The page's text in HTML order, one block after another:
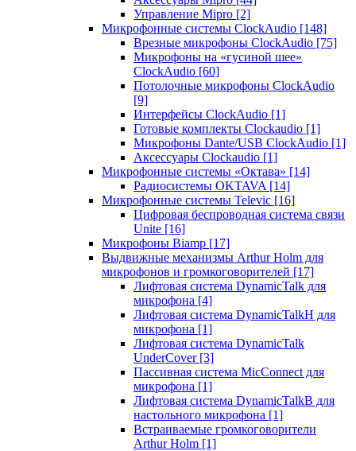
Управление Mipro [2]
Микрофонные системы ClockAudio [148]
Врезные микрофоны ClockAudio [75]
Микрофоны на «гусиной шее»
ClockAudio [60]
Потолочные микрофоны ClockAudio
[9]
Интерфейсы ClockAudio [1]
Готовые комплекты Clockaudio [1]
Микрофоны Dante/USB ClockAudio [1]
Аксессуары Clockaudio [1]
Микрофонные системы «Октава» [14]
Радиосистемы OKTAVA [14]
Микрофонные системы Televic [16]
Цифровая беспроводная система связи
Unite [16]
Микрофоны Biamp [17]
Выдвижные механизмы Arthur Holm для
микрофонов и громкоговорителей [17]
Лифтовая система DynamicTalk для
микрофона [4]
Лифтовая система DynamicTalkH для
микрофона [1]
Лифтовая система DynamicTalk
UnderCover [3]
Пассивная система MicConnect для
микрофона [1]
Лифтовая система DynamicTalkB для
настольного микрофона [1]
Встраиваемые громкоговорители
Arthur Holm [1]